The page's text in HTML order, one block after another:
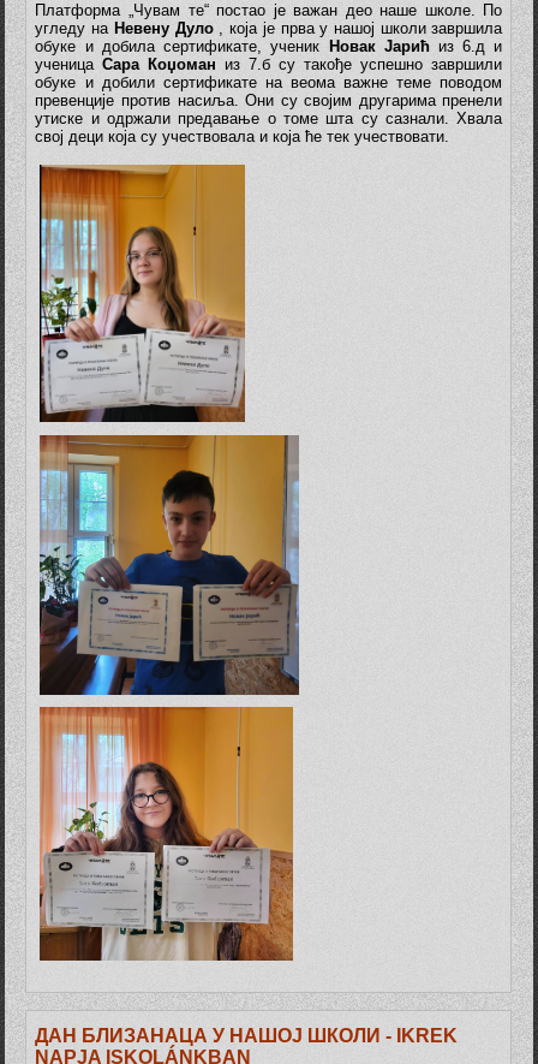
Платформа „Чувам те“ постао је важан део наше школе. По
угледу на Невену Дуло, која је прва у нашој школи завршила
обуке и добила сертификате, ученик
Новак Јарићиз 6.д и
ученицаСара Коџоман из 7.б су такође успешно завршили
обуке и добили сертификате на веома важне теме поводом
превенције против насиља. Они су својим другарима пренели
утиске и одржали предавање о томе шта су сазнали. Хвала
свој деци која су учествовала и која ће тек учествовати.
ДАН БЛИЗАНАЦА У НАШОЈ ШКОЛИ - IKREK
NAPJA ISKOLÁNKBAN